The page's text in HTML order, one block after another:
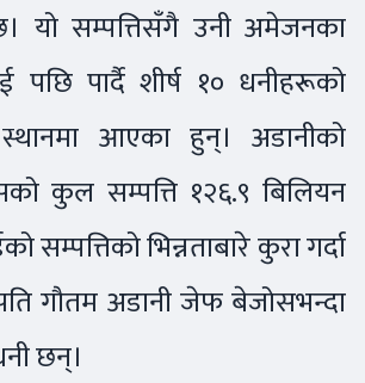
यो सम्पत्तिसँगै उनी अमेजनका
पार्दै शीर्ष १० धनीहरूको
आएका हुन्। अडानीको
कुल सम्पत्ति १२६.९ बिलियन
सम्पत्तिको भिन्नताबारे कुरा गर्दा
गौतम अडानी जेफ बेजोसभन्दा
छन्।